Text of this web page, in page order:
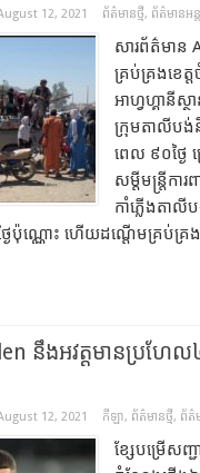
12, 2021 ព័ត៌មានថ្មី, ព័ត៌មានអន្
សារព័ត៌មាន
គ្រប់គ្រងខេ
អាហ្វហ្គានីស្ថ
ក្រុមតាលីបង់
ពេល ៩០ថ្ងៃ
សម្តីមន្ត្រីកា
កាំភ្លើងតាលី
ៃប៉ុណ្ណោះ ហើយដណ្តើមគ្រប់គ្រ
នឹងអវត្តមានប្រហែ
12, 2021 កីឡា, ព័ត៌មានថ្មី, ព័ត៌
ខ្សែបម្រើសញ្